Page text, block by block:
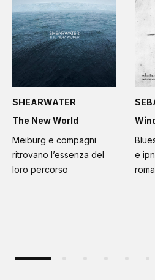
SHEARWATER
The New World
Meiburg e compagni
ritrovano l’essenza del
loro percorso
e